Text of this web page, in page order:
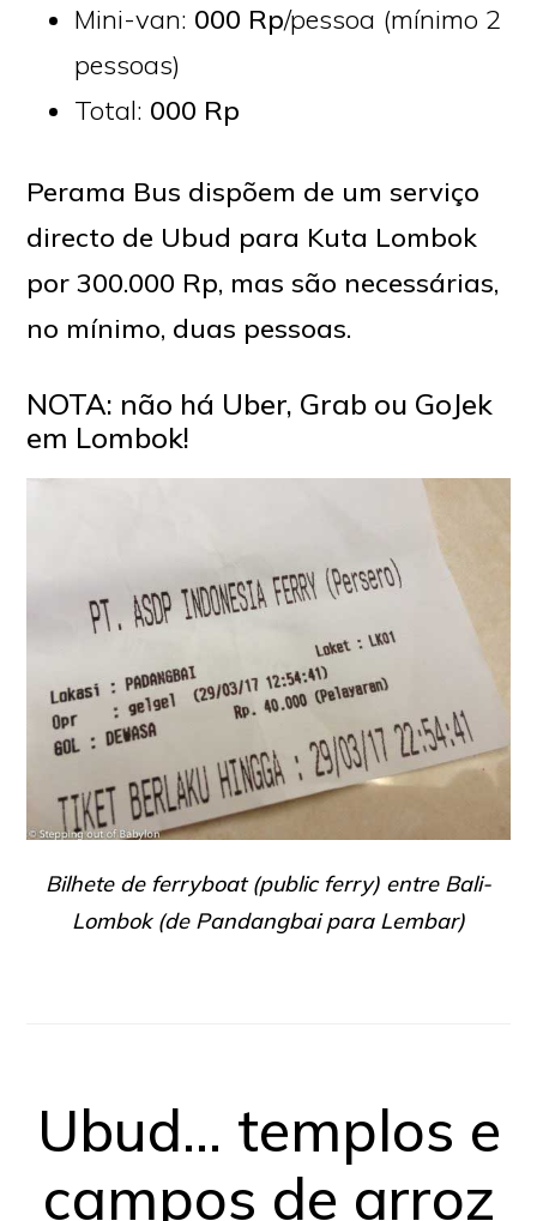
Mini-van: 000 Rp/pessoa (mínimo 2
pessoas)
Total: 000 Rp
Perama Bus dispõem de um serviço
directo de Ubud para Kuta Lombok
por 300.000 Rp, mas são necessárias,
no mínimo, duas pessoas.
NOTA: não há Uber, Grab ou GoJek
em Lombok!
Bilhete de ferryboat (public ferry) entre Bali-
Lombok (de Pandangbai para Lembar)
Ubud… templos e
campos de arroz